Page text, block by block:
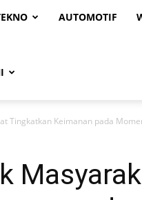
AUTOMOTIF
Tingkatkan Keimanan pada